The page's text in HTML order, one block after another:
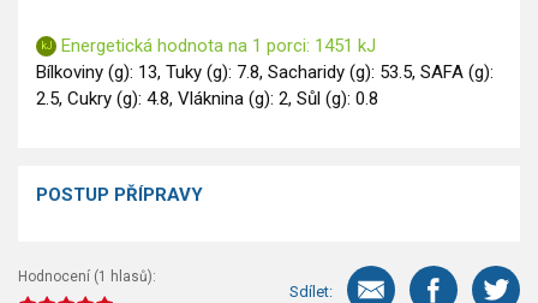
Energetická hodnota na 1 porci: 1451 kJ
Bílkoviny (g): 13, Tuky (g): 7.8, Sacharidy (g): 53.5, SAFA (g):
2.5, Cukry (g): 4.8, Vláknina (g): 2, Sůl (g): 0.8
POSTUP PŘÍPRAVY
Hodnocení (1 hlasů):
Sdílet: